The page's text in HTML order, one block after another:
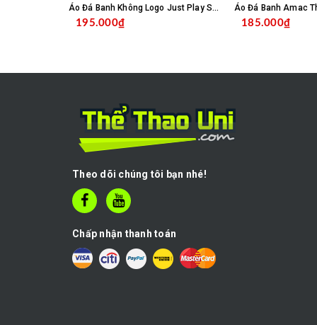
Áo Đá Banh Không Logo Just Play SC04 - Trắng
195.000₫ 185.000₫
Theo dõi chúng tôi bạn nhé!
Chấp nhận thanh toán